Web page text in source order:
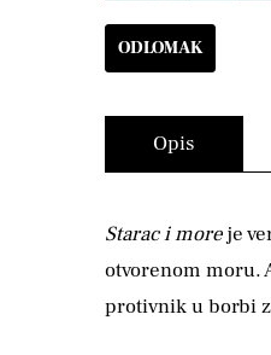
ODLOMAK
Opis
Starac i moreje
otvorenom moru.
protivnik u borbi